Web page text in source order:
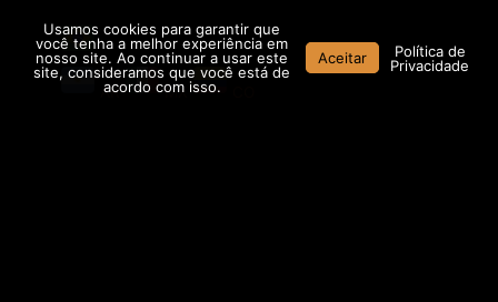
conteúdo
AR MX
Usamos cookies para garantir que
você tenha a melhor experiência em
nosso site. Ao continuar a usar este
site, consideramos que você está de
acordo com isso.
Aceitar
Política de
Privacidade